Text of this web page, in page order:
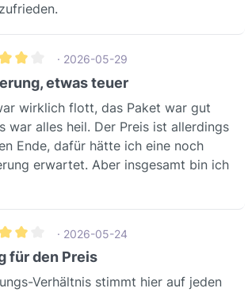
Bewertung von 4 von 5 Sternen
· 2026-05-29
etwas teuer
wirklich flott, das Paket war gut
war alles heil. Der Preis ist allerdings
Ende, dafür hätte ich eine noch
erwartet. Aber insgesamt bin ich
Bewertung von 4 von 5 Sternen
· 2026-05-24
für den Preis
Verhältnis stimmt hier auf jeden